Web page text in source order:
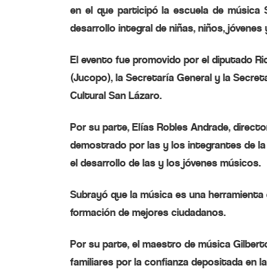
en el que participó la escuela de
desarrollo integral de niñas, niños,
El evento fue promovido por el diputado
(Jucopo), la Secretaría General y la
Cultural San Lázaro.
Por su parte, Elías Robles Andrade,
demostrado por las y los integrantes de
el desarrollo de las y los jóvenes músicos.
Subrayó que la música es una
formación de mejores ciudadanos.
Por su parte, el maestro de música
familiares por la confianza depositada en